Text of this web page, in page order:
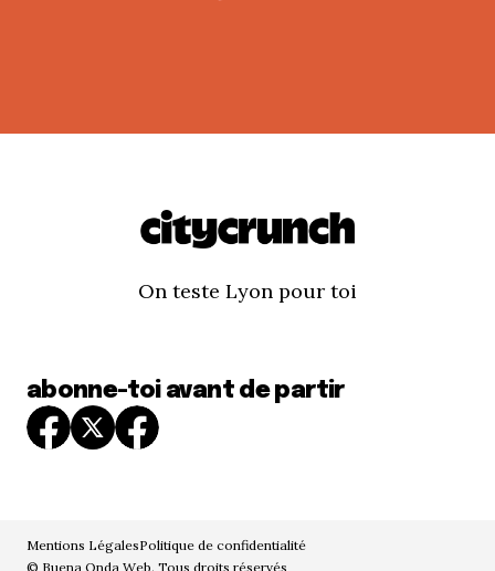
On teste Lyon pour toi
abonne-toi avant de partir
Mentions LégalesPolitique de confidentialité
© Buena Onda Web. Tous droits réservés